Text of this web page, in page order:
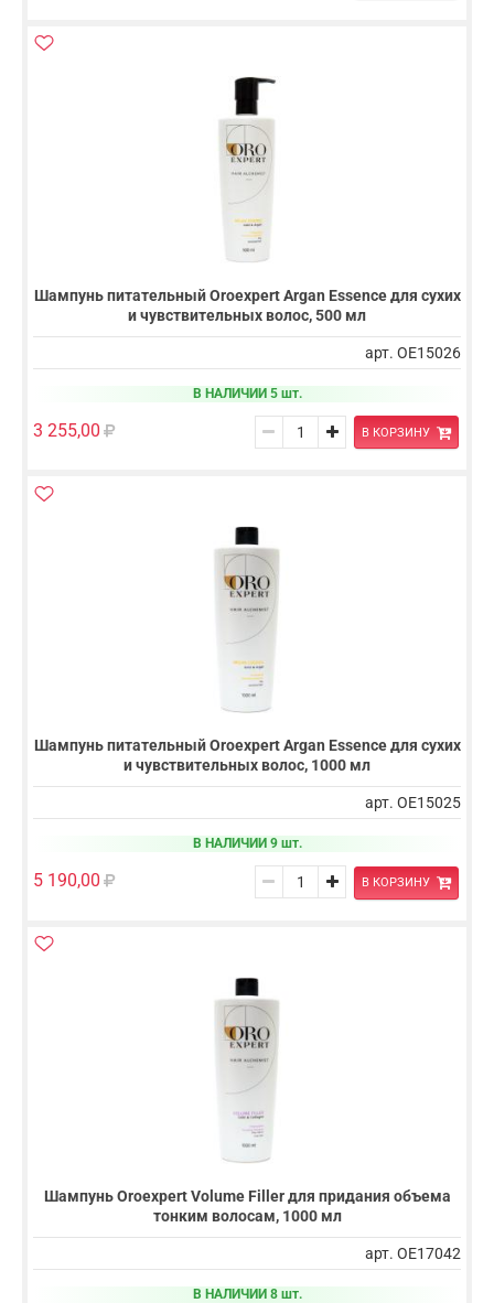
Шампунь питательный Oroexpert Argan Essence для сухих
и чувствительных волос, 500 мл
арт. OE15026
В НАЛИЧИИ 5 шт.
3 255,00 В КОРЗИНУ
Шампунь питательный Oroexpert Argan Essence для сухих
и чувствительных волос, 1000 мл
арт. OE15025
В НАЛИЧИИ 9 шт.
5 190,00 В КОРЗИНУ
Шампунь Oroexpert Volume Filler для придания объема
тонким волосам, 1000 мл
арт. OE17042
В НАЛИЧИИ 8 шт.